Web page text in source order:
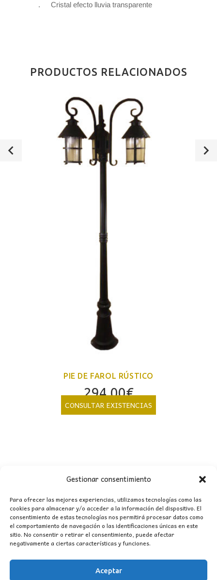
Gestionar consentimiento
Para ofrecer las mejores experiencias, utilizamos tecnologías como las
cookies para almacenar y/o acceder a la información del dispositivo. El
consentimiento de estas tecnologías nos permitirá procesar datos como
el comportamiento de navegación o las identificaciones únicas en este
sitio. No consentir o retirar el consentimiento, puede afectar
negativamente a ciertas características y funciones.
Aceptar
. Cristal efecto lluvia transparente
PRODUCTOS RELACIONADOS
PIE DE FAROL RÚSTICO
294,00€
CONSULTAR EXISTENCIAS
CONTACTO
MI CUENTA